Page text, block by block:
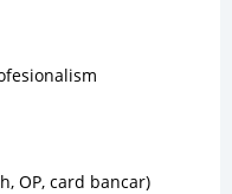
OP, card bancar)